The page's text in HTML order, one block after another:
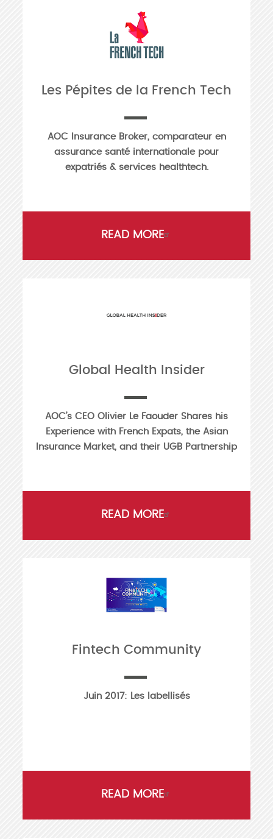
Les Pépites de la French Tech
AOC Insurance Broker, comparateur en
assurance santé internationale pour
expatriés & services healthtech.
READ MORE
Global Health Insider
AOC’s CEO Olivier Le Faouder Shares his
Experience with French Expats, the Asian
Insurance Market, and their UGB Partnership
READ MORE
Fintech Community
Juin 2017: Les labellisés
READ MORE